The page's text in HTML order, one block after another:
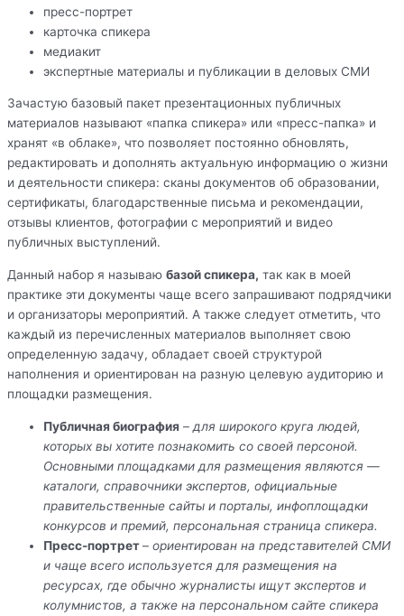
пресс-портрет
карточка спикера
медиакит
экспертные материалы и публикации в деловых СМИ
Зачастую базовый пакет презентационных публичных
материалов называют «папка спикера» или «пресс-папка» и
хранят «в облаке», что позволяет постоянно обновлять,
редактировать и дополнять актуальную информацию о жизни
и деятельности спикера: сканы документов об образовании,
сертификаты, благодарственные письма и рекомендации,
отзывы клиентов, фотографии с мероприятий и видео
публичных выступлений.
Данный набор я называю базой спикера, так как в моей
практике эти документы чаще всего запрашивают подрядчики
и организаторы мероприятий. А также следует отметить, что
каждый из перечисленных материалов выполняет свою
определенную задачу, обладает своей структурой
наполнения и ориентирован на разную целевую аудиторию и
площадки размещения.
Публичная биография – для широкого круга людей,
которых вы хотите познакомить со своей персоной.
Основными площадками для размещения являются —
каталоги, справочники экспертов, официальные
правительственные сайты и порталы, инфоплощадки
конкурсов и премий, персональная страница спикера.
Пресс-портрет– ориентирован на представителей СМИ
и чаще всего используется для размещения на
ресурсах, где обычно журналисты ищут экспертов и
колумнистов, а также на персональном сайте спикера